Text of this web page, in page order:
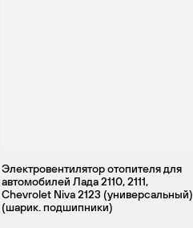
Электровентилятор отопителя для
автомобилей Лада 2110, 2111,
Chevrolet Niva 2123 (универсальный)
(шарик. подшипники)